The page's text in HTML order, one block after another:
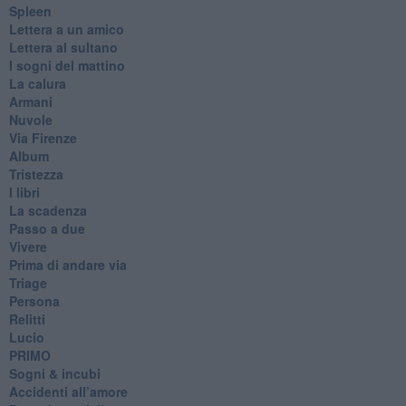
Spleen
Lettera a un amico
Lettera al sultano
I sogni del mattino
La calura
Armani
Nuvole
Via Firenze
Album
Tristezza
I libri
La scadenza
Passo a due
Vivere
Prima di andare via
Triage
Persona
Relitti
Lucio
PRIMO
Sogni & incubi
Accidenti all’amore